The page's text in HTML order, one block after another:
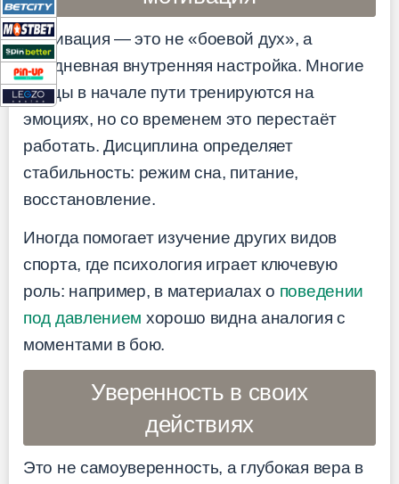
Мотивация — это не «боевой дух», а
ежедневная внутренняя настройка. Многие
бойцы в начале пути тренируются на
эмоциях, но со временем это перестаёт
работать. Дисциплина определяет
стабильность: режим сна, питание,
восстановление.
Иногда помогает изучение других видов
спорта, где психология играет ключевую
роль: например, в материалах о поведении
под давлением хорошо видна аналогия с
моментами в бою.
Уверенность в своих
действиях
Это не самоуверенность, а глубокая вера в